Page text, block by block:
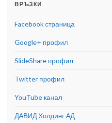
ВРЪЗКИ
Facebook страница
Google+ профил
SlideShare профил
Twitter профил
YouTube канал
ДАВИД Холдинг АД